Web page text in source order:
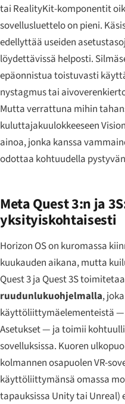
tai RealityKit-komponentit
sovellusluettelo on pieni.
edellyttää useiden
löydettävissä helposti.
epäonnistua toistuvasti
nystagmus tai
Mutta verrattuna mihin
kuluttajakuulokkeeseen
ainoa, jonka kanssa
odottaa kohtuudella
Meta Quest 3:n ja
yksityiskohtaisesti
Horizon OS on kuromassa
kuukauden aikana, mutta
Quest 3 ja Quest 3S
ruudunlukuohjelmalla,
käyttöliittymäelementeistä
Asetukset — ja toimii
sovelluksissa. Kuoren
kolmannen osapuolen VR-
käyttöliittymänsä omassa
tapauksissa Unity tai